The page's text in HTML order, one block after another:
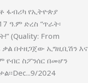
ፋብሪካ የኢትዮጵያ
ዓ.ም ድረስ “ጥራት፡
(Quality: From
ቃል በተዘጋጀው ኢግዚቢሽን እና
የብር ስፖንሰር በመሆን
2024